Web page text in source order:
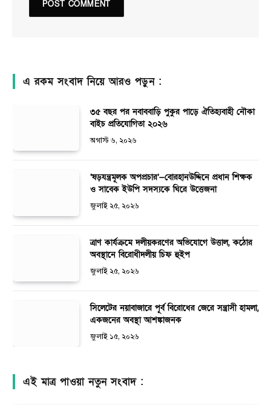
এ রকম সংবাদ নিয়ে আরও পড়ুন :
৩৫ বছর পর নবাববাড়ি পুকুর পাড়ে ঐতিহ্যবাহী নৌকা
বাইচ প্রতিযোগিতা ২০২৬
অগাস্ট ৬, ২০২৬
‘ষড়যন্ত্রমূলক অপপ্রচার’—বোরহানউদ্দিনে প্রধান শিক্ষক
ও সাবেক ইউপি সদস্যকে ঘিরে উত্তেজনা
জুলাই ২৫, ২০২৬
ত্রাণ কার্যক্রমে দলীয়করণের অভিযোগে উত্তাল, কঠোর
অবস্থানে বিরোধীদলীয় চিফ হুইপ
জুলাই ২৫, ২০২৬
সিলেটের নয়াবাজারে পূর্ব বিরোধের জেরে সন্ত্রাসী হামলা,
একজনের অবস্থা আশঙ্কাজনক
জুলাই ১৫, ২০২৬
এই মাত্র পাওয়া নতুন সংবাদ :